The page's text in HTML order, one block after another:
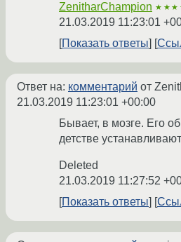
ZenitharChampion
21.03.2019 11:23:01
Показать ответы
Ответ на: комментарий от
21.03.2019 11:23:01 +00:00
Бывает, в мозге. Его
детстве
Deleted
21.03.2019 11:27:52
Показать ответы